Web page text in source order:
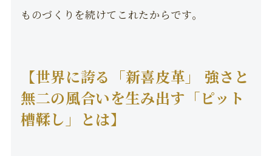
ものづくりを続けてこれたからです。
【世界に誇る「新喜皮革」 強さと
無二の風合いを生み出す「ピット
槽鞣し」とは】